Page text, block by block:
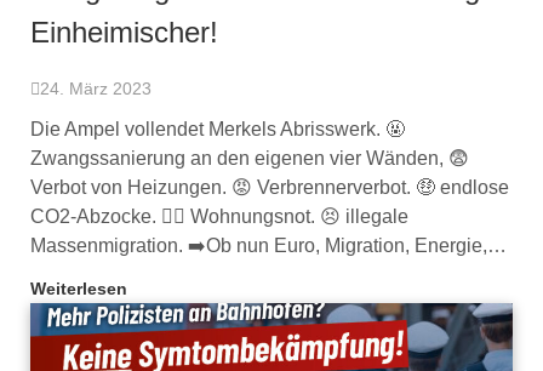
Einheimischer!
24. März 2023
Die Ampel vollendet Merkels Abrisswerk. 🤬
Zwangssanierung an den eigenen vier Wänden, 😨
Verbot von Heizungen. 😡 Verbrennerverbot. 🤑 endlose
CO2-Abzocke. 😵‍💫 Wohnungsnot. 😣 illegale
Massenmigration. ➡️Ob nun Euro, Migration, Energie,…
Weiterlesen